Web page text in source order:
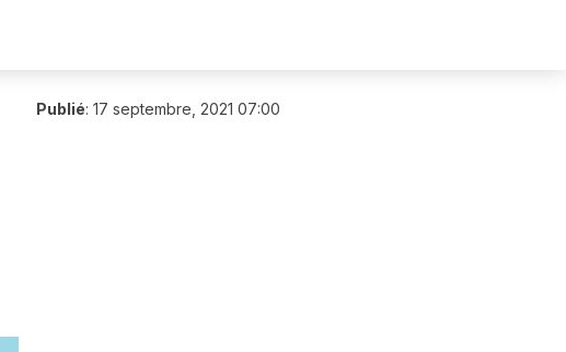
Publié: 17 septembre, 2021 07:00